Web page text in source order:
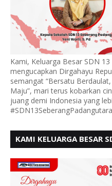
Kami, Keluarga Besar SDN
mengucapkan Dirgahayu
semangat “Bersatu
Maju”, mari terus kobarkan
juang demi Indonesia yang
KAMI KELUARGA BESAR